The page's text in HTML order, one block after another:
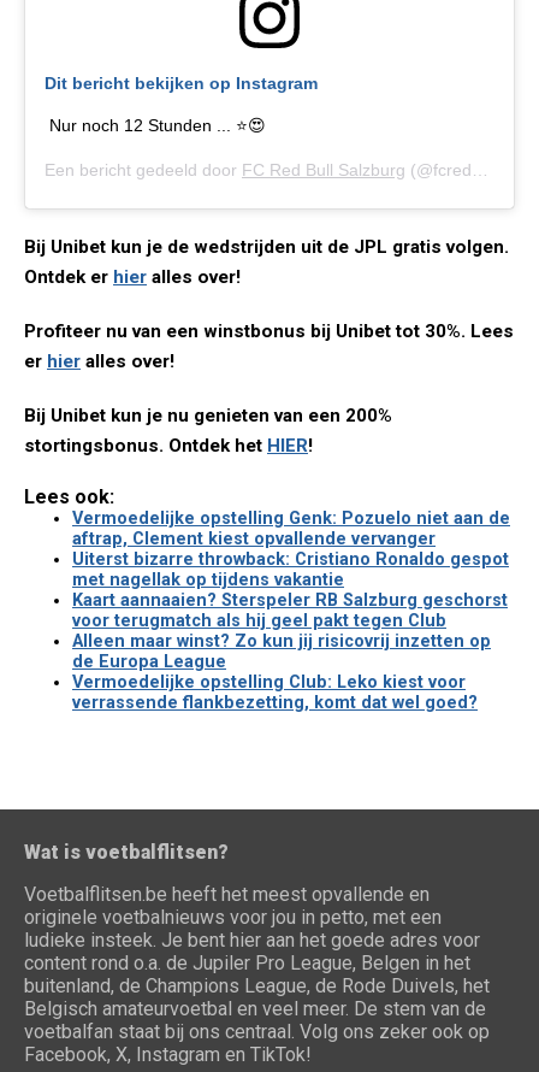
Dit bericht bekijken op Instagram
Nur noch 12 Stunden ... ⭐️😍
Een bericht gedeeld door FC Red Bull Salzburg (@fcredbullsalzburg) op
Bij Unibet kun je de wedstrijden uit de JPL gratis volgen.
Ontdek er hier alles over!
Profiteer nu van een winstbonus bij Unibet tot 30%. Lees
er hier alles over!
Bij Unibet kun je nu genieten van een 200%
stortingsbonus. Ontdek het HIER!
Lees ook:
Vermoedelijke opstelling Genk: Pozuelo niet aan de
aftrap, Clement kiest opvallende vervanger
Uiterst bizarre throwback: Cristiano Ronaldo gespot
met nagellak op tijdens vakantie
Kaart aannaaien? Sterspeler RB Salzburg geschorst
voor terugmatch als hij geel pakt tegen Club
Alleen maar winst? Zo kun jij risicovrij inzetten op
de Europa League
Vermoedelijke opstelling Club: Leko kiest voor
verrassende flankbezetting, komt dat wel goed?
Wat is voetbalflitsen?
Voetbalflitsen.be heeft het meest opvallende en
originele voetbalnieuws voor jou in petto, met een
ludieke insteek. Je bent hier aan het goede adres voor
content rond o.a. de Jupiler Pro League, Belgen in het
buitenland, de Champions League, de Rode Duivels, het
Belgisch amateurvoetbal en veel meer. De stem van de
voetbalfan staat bij ons centraal. Volg ons zeker ook op
Facebook, X, Instagram en TikTok!